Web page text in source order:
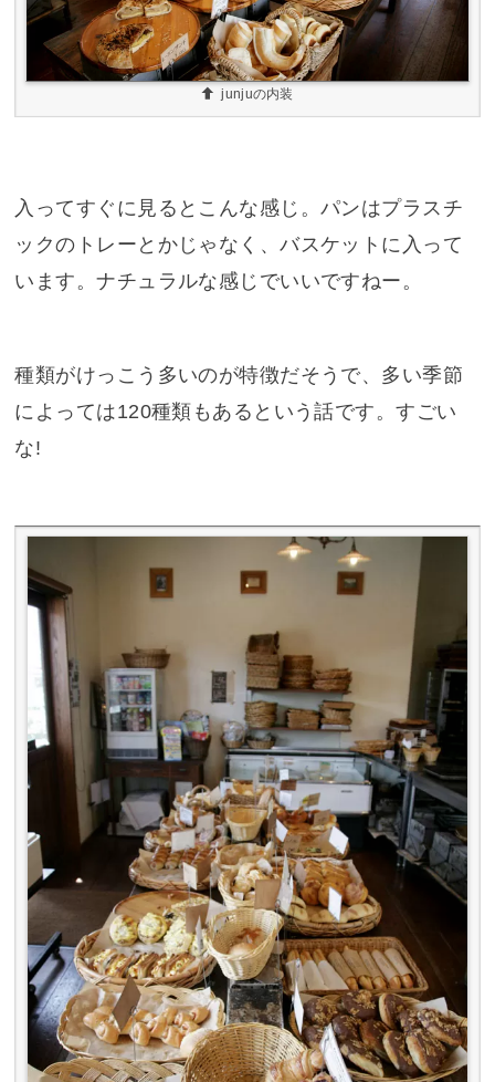
junjuの内装
入ってすぐに見るとこんな感じ。パンはプラスチ
ックのトレーとかじゃなく、バスケットに入って
います。ナチュラルな感じでいいですねー。
種類がけっこう多いのが特徴だそうで、多い季節
によっては120種類もあるという話です。すごい
な!